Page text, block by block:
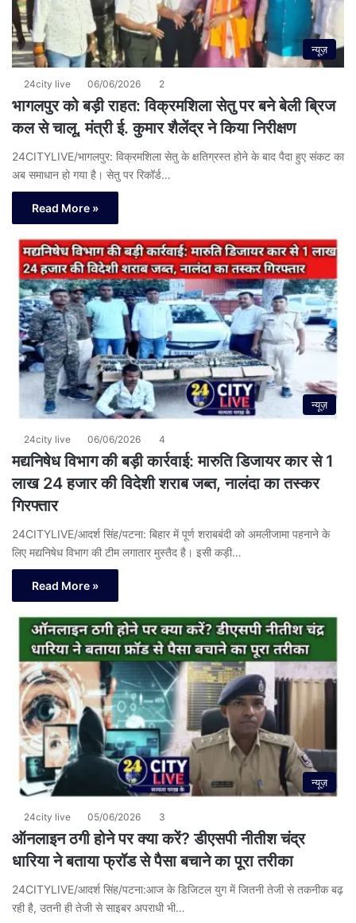
न्यूज़
24city live 06/06/2026 2
भागलपुर को बड़ी राहत: विक्रमशिला सेतु पर बने बेली ब्रिज
कल से चालू, मंत्री ई. कुमार शैलेंद्र ने किया निरीक्षण
24CITYLIVE/भागलपुर: विक्रमशिला सेतु के क्षतिग्रस्त होने के बाद पैदा हुए संकट का
अब समाधान हो गया है। सेतु पर रिकॉर्ड…
Read More »
न्यूज़
24city live 06/06/2026 4
मद्यनिषेध विभाग की बड़ी कार्रवाई: मारुति डिजायर कार से 1
लाख 24 हजार की विदेशी शराब जब्त, नालंदा का तस्कर
गिरफ्तार
24CITYLIVE/आदर्श सिंह/पटना: बिहार में पूर्ण शराबबंदी को अमलीजामा पहनाने के
लिए मद्यनिषेध विभाग की टीम लगातार मुस्तैद है। इसी कड़ी…
Read More »
न्यूज़
24city live 05/06/2026 3
ऑनलाइन ठगी होने पर क्या करें? डीएसपी नीतीश चंद्र
धारिया ने बताया फ्रॉड से पैसा बचाने का पूरा तरीका
24CITYLIVE/आदर्श सिंह/पटना:आज के डिजिटल युग में जितनी तेजी से तकनीक बढ़
रही है, उतनी ही तेजी से साइबर अपराधी भी…